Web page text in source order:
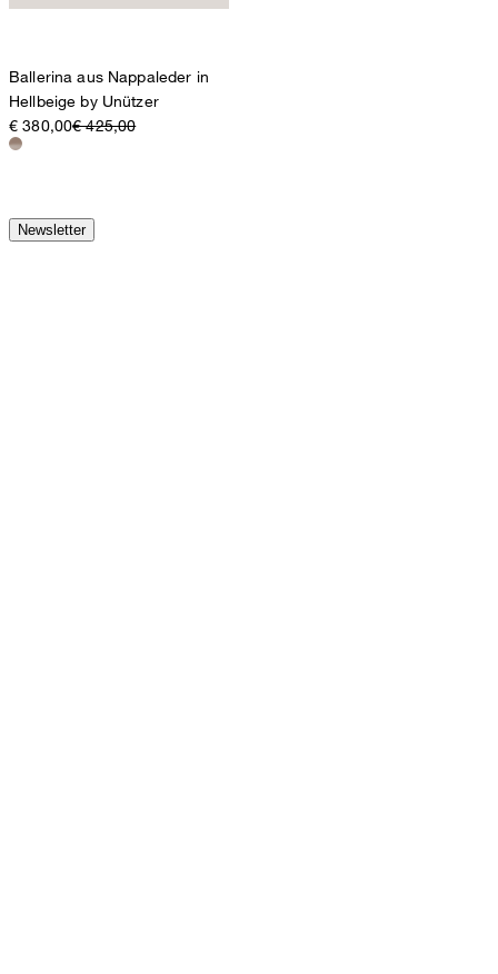
Ballerina aus Nappaleder in
Hellbeige by Unützer
€ 380,00€ 425,00
Newsletter